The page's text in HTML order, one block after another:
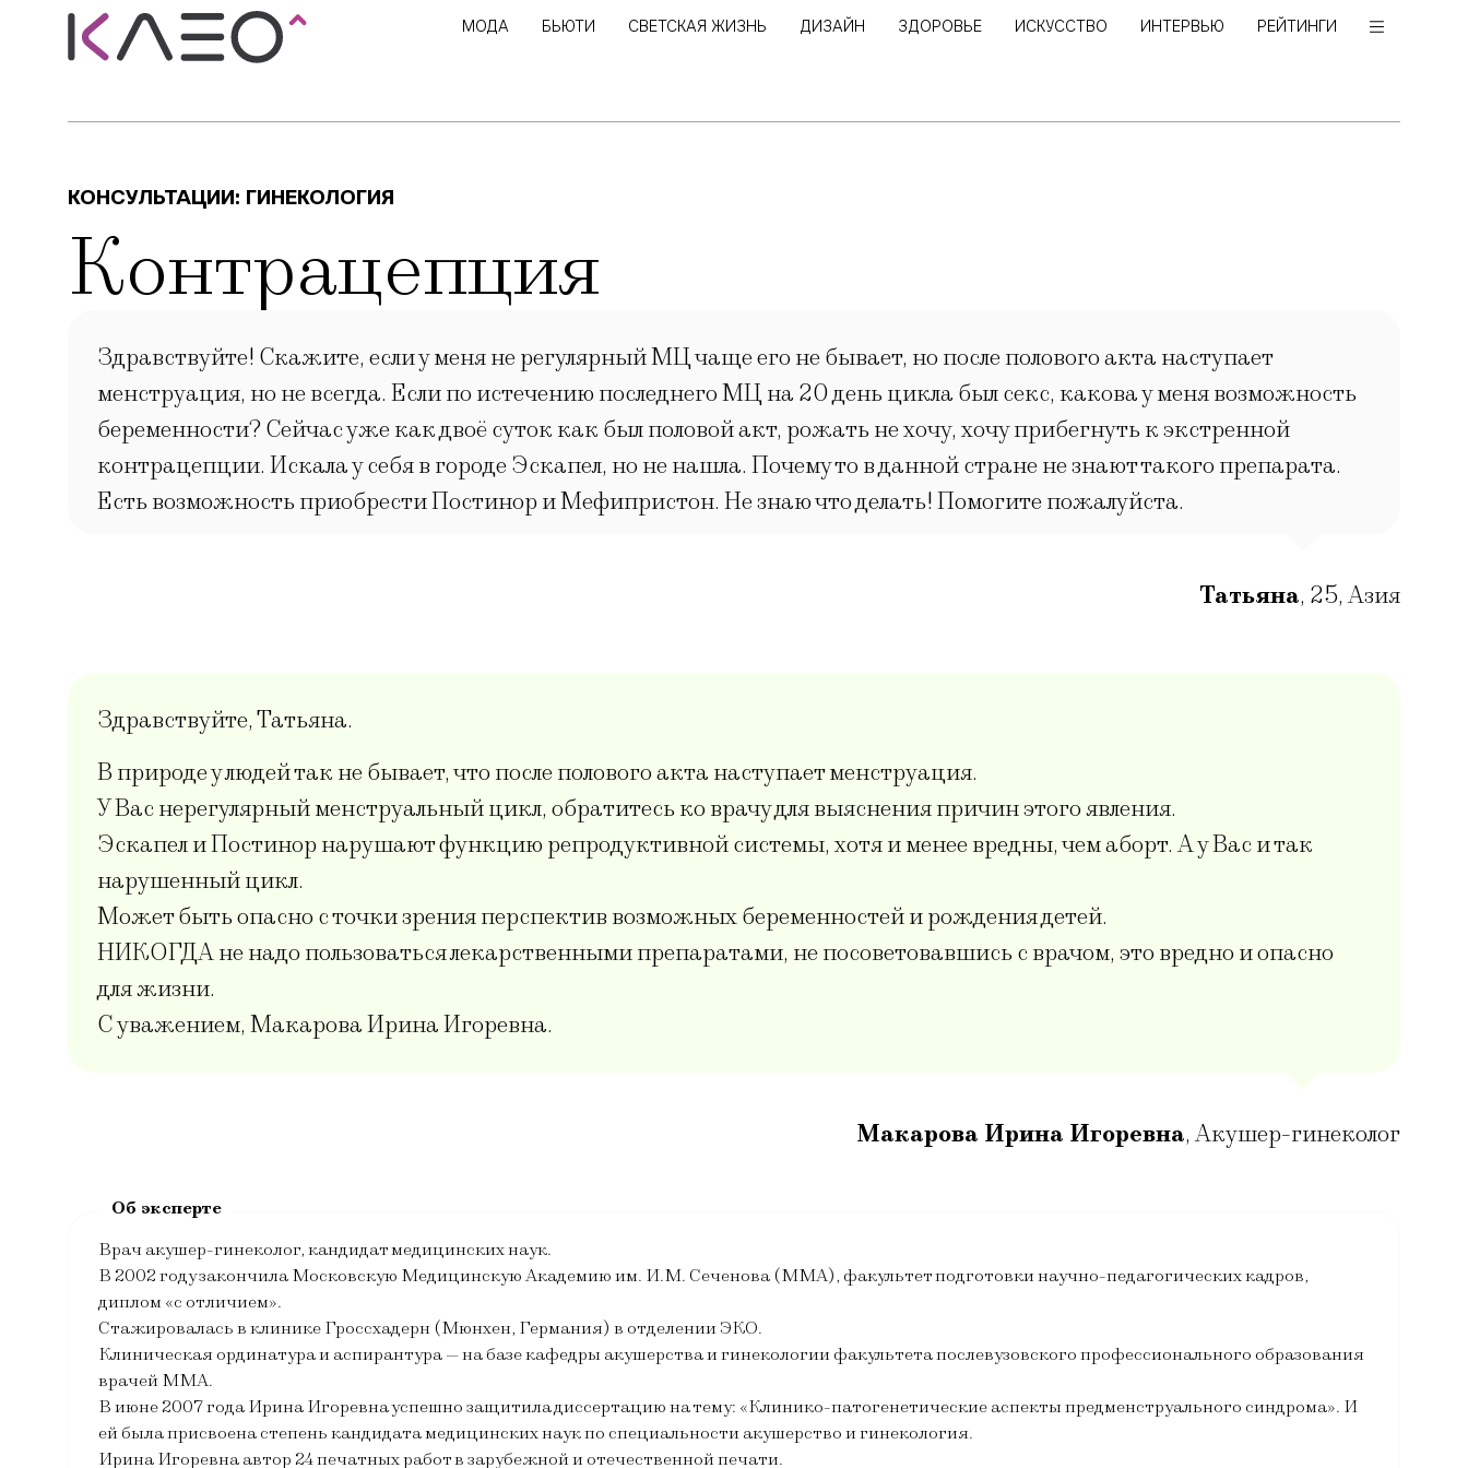
МОДА БЬЮТИ СВЕТСКАЯ ЖИЗНЬ ДИЗАЙН ЗДОРОВЬЕ ИСКУССТВО ИНТЕРВЬЮ РЕЙТИНГИ
КОНСУЛЬТАЦИИ: ГИНЕКОЛОГИЯ
Контрацепция
Здравствуйте! Скажите, если у меня не регулярный МЦ чаще его не бывает, но после полового акта наступает
менструация, но не всегда. Если по истечению последнего МЦ на 20 день цикла был секс, какова у меня возможность
беременности? Сейчас уже как двоё суток как был половой акт, рожать не хочу, хочу прибегнуть к экстренной
контрацепции. Искала у себя в городе Эскапел, но не нашла. Почему то в данной стране не знают такого препарата.
Есть возможность приобрести Постинор и Мефипристон. Не знаю что делать! Помогите пожалуйста.
Татьяна, 25,Азия
Здравствуйте, Татьяна.
В природе у людей так не бывает, что после полового акта наступает менструация.
У Вас нерегулярный менструальный цикл, обратитесь ко врачу для выяснения причин этого явления.
Эскапел и Постинор нарушают функцию репродуктивной системы, хотя и менее вредны, чем аборт. А у Вас и так
нарушенный цикл.
Может быть опасно с точки зрения перспектив возможных беременностей и рождения детей.
НИКОГДА не надо пользоваться лекарственными препаратами, не посоветовавшись с врачом, это вредно и опасно
для жизни.
С уважением, Макарова Ирина Игоревна.
Макарова Ирина Игоревна,Акушер-гинеколог
Врач акушер-гинеколог, кандидат медицинских наук.
В 2002 году закончила Московскую Медицинскую Академию им. И.М. Сеченова (ММА), факультет подготовки научно-педагогических кадров,
диплом «с отличием».
Стажировалась в клинике Гроссхадерн (Мюнхен, Германия) в отделении ЭКО.
Клиническая ординатура и аспирантура — на базе кафедры акушерства и гинекологии факультета послевузовского профессионального образования
врачей ММА.
В июне 2007 года Ирина Игоревна успешно защитила диссертацию на тему: «Клинико-патогенетические аспекты предменструального синдрома». И
ей была присвоена степень кандидата медицинских наук по специальности акушерство и гинекология.
Ирина Игоревна автор 24 печатных работ в зарубежной и отечественной печати.